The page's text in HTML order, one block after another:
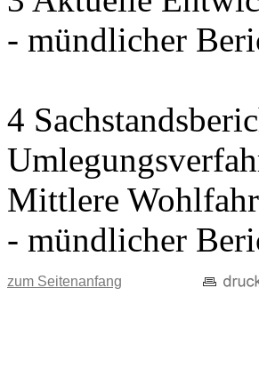
- mündlicher
4
Mittlere
- mündlicher
zum Seitenanfang